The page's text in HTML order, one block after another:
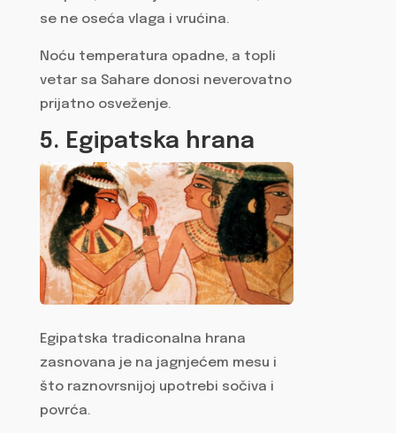
se ne oseća vlaga i vrućina.
Noću temperatura opadne, a topli
vetar sa Sahare donosi neverovatno
prijatno osveženje.
5. Egipatska hrana
Egipatska tradiconalna hrana
zasnovana je na jagnjećem mesu i
što raznovrsnijoj upotrebi sočiva i
povrća.